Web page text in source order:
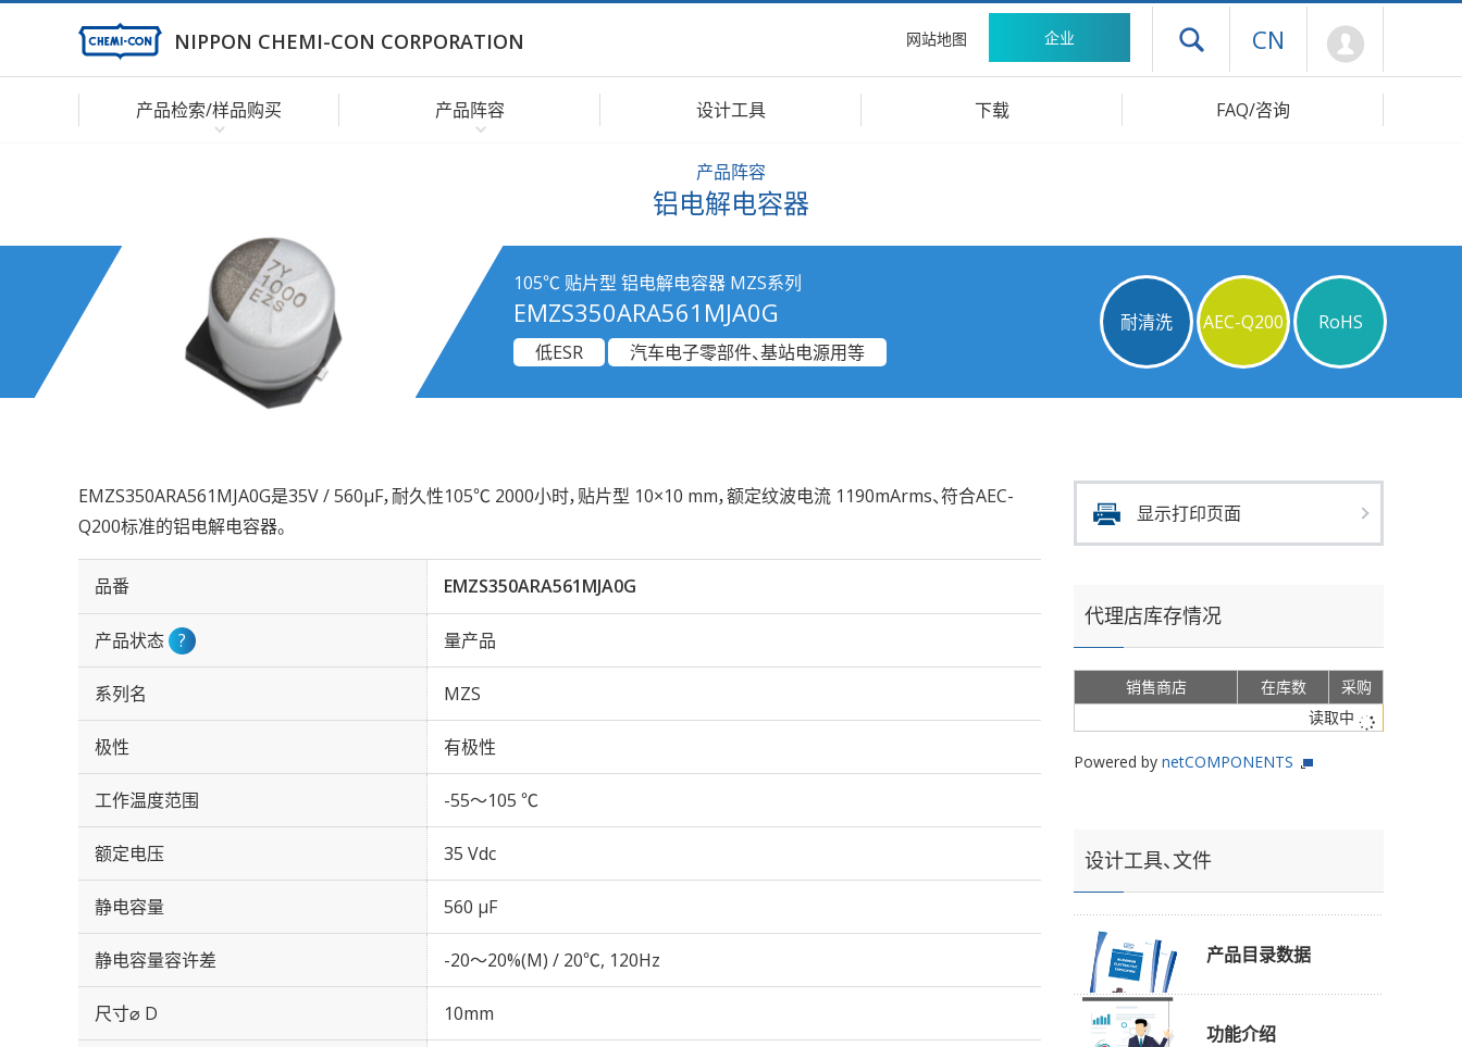
NIPPON CHEMI-CON CORPORATION 网站地图 企业 打开抽屉菜单
CN
产品检索/样品购买 产品阵容 设计工具 下载 FAQ/咨询
产品阵容
铝电解电容器
105℃ 贴片型 铝电解电容器 MZS系列
EMZS350ARA561MJA0G 耐清洗 AEC-Q200
RoHS
低ESR
汽车电子零部件、基站电源用等
EMZS350ARA561MJA0G是35V / 560µF，耐久性105℃ 2000小时，贴片型 10×10 mm，额定纹波电流 1190mArms、符合AEC-
Q200标准的铝电解电容器。
品番 EMZS350ARA561MJA0G
产品状态 ? 量产品
系列名 MZS
极性 有极性
工作温度范围 -55～105 ℃
额定电压 35 Vdc
静电容量 560 µF
静电容量容许差 -20～20%(M) / 20℃, 120Hz
尺寸⌀ D 10mm
显示打印页面
代理店库存情况
销售商店 在库数
采购
读取中
Powered by netCOMPONENTS
设计工具、文件
产品目录数据
功能介绍